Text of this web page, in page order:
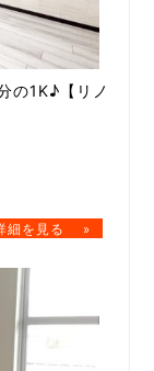
の1K♪【リノ